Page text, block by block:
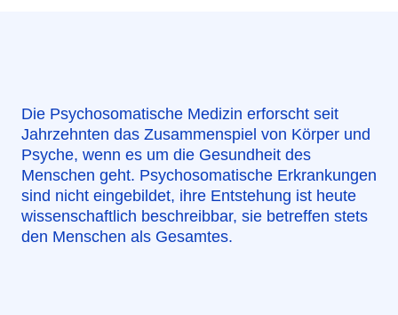
Die Psychosomatische Medizin erforscht seit
Jahrzehnten das Zusammenspiel von Körper und
Psyche, wenn es um die Gesundheit des
Menschen geht. Psychosomatische Erkrankungen
sind nicht eingebildet, ihre Entstehung ist heute
wissenschaftlich beschreibbar, sie betreffen stets
den Menschen als Gesamtes.